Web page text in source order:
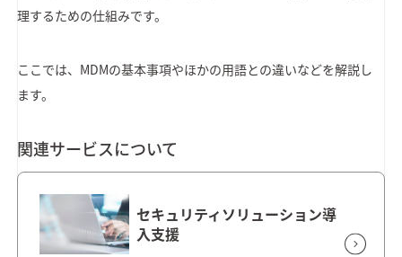
理するための仕組みです。
ここでは、MDMの基本事項やほかの用語との違いなどを解説し
ます。
関連サービスについて
セキュリティソリューション導
入支援